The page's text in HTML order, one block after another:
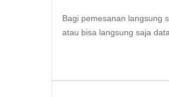
Bagi pemesanan langsung
atau bisa langsung saja